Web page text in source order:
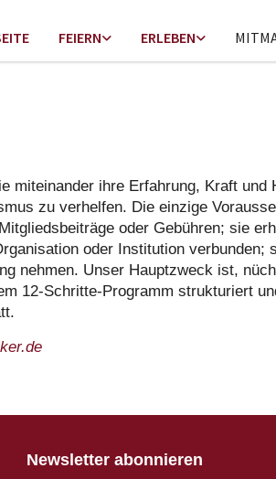
FEIERN ERLEBEN
miteinander ihre Erfahrung, Kraft und
zu verhelfen. Die einzige
oder Gebühren; sie
oder Institution verbunden;
nehmen. Unser Hauptzweck ist,
12-Schritte-Programm strukturiert
Newsletter abonnieren